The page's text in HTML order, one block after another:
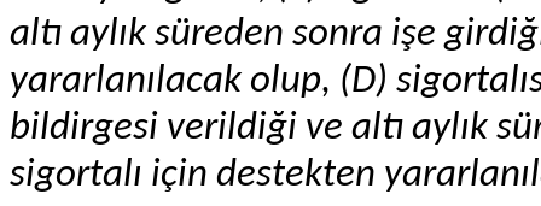
altı aylık süreden sonra işe
yararlanılacak olup, (D)
bildirgesi verildiği ve altı aylık
sigortalı için destekten